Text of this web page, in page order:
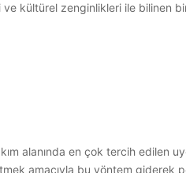
kültürel zenginlikleri ile bilinen bir
alanında en çok tercih edilen
amacıyla bu yöntem giderek